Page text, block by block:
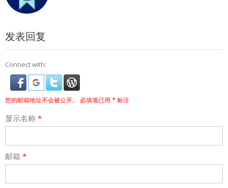
发表回复
Connect with:
您的邮箱地址不会被公开。 必填项已用 * 标注
显示名称 *
邮箱 *